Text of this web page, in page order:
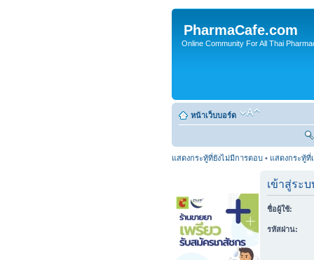
PharmaCafe.com
Online Community For All Thai
หน้าเว็บบอร์ด
แสดงกระทู้ที่ยังไม่มีการตอบ • แสดงกระทู้ที่
เข้าสู่ระบ
ชื่อผู้ใช้:
รหัสผ่าน: